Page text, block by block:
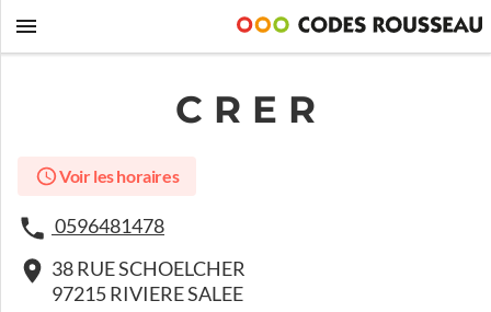
C R E R
Voir les horaires
0596481478
38 RUE SCHOELCHER
97215 RIVIERE SALEE